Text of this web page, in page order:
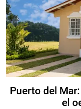
Puerto del
el